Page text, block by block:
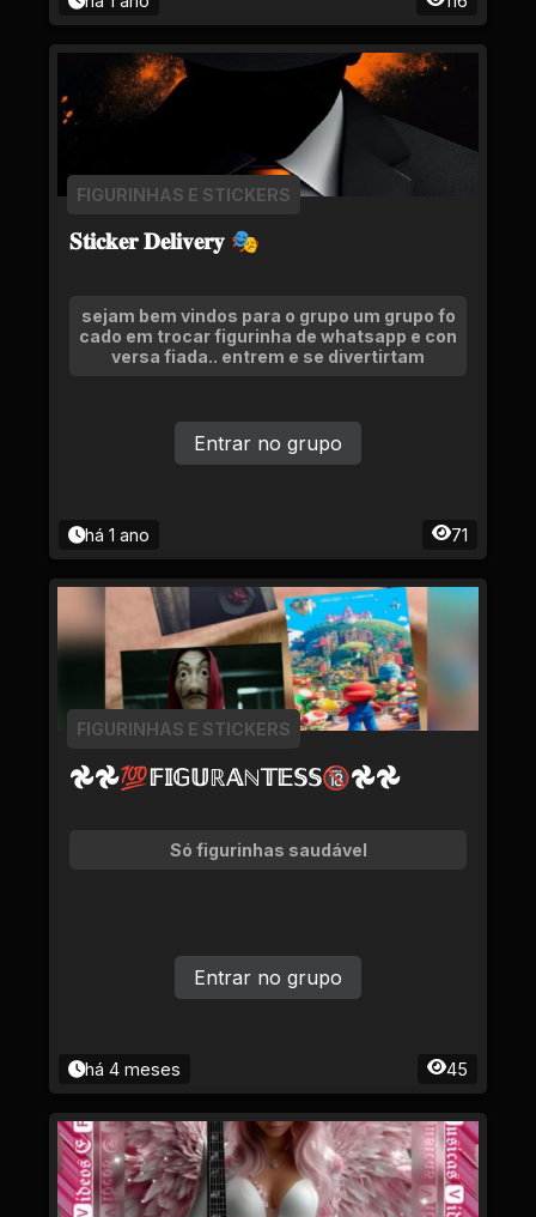
𝐒𝐭𝐢𝐜𝐤𝐞𝐫 𝐃𝐞𝐥𝐢𝐯𝐞𝐫𝐲 🎭
FIGURINHAS E STICKERS
sejam bem vindos para o grupo um grupo fo
cado em trocar figurinha de whatsapp e con
versa fiada.. entrem e se divertirtam
há 1 ano 71
Entrar no grupo
𖣘𖣘💯𝔽𝕀𝔾𝕌ℝ𝔸ℕ𝕋𝔼𝕊𝕊🔞𖣘𖣘
FIGURINHAS E STICKERS
Só figurinhas saudável
há 4 meses 45
Entrar no grupo